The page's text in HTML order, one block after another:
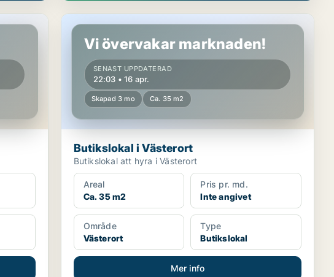
Butikslokal i Västerort
Vi övervakar marknaden!
SENAST UPPDATERAD
22:03 • 16 apr.
Skapad 3 mo Ca. 35 m2
Butikslokal i Västerort
Butikslokal att hyra i Västerort
Areal
Ca. 35 m2
Pris pr. md.
Inte angivet
Område
Västerort
Type
Butikslokal
Mer info